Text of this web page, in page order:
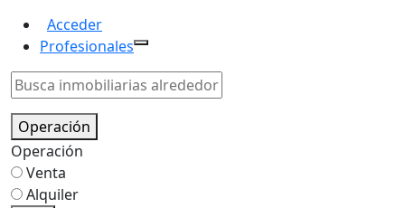
Acceder
Profesionales
Operación
Operación
Venta
Alquiler